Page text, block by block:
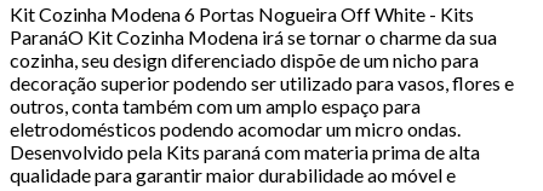
Kit Cozinha Modena 6 Portas Nogueira Off White - Kits
ParanáO Kit Cozinha Modena irá se tornar o charme da sua
cozinha, seu design diferenciado dispõe de um nicho para
decoração superior podendo ser utilizado para vasos, flores e
outros, conta também com um amplo espaço para
eletrodomésticos podendo acomodar um micro ondas.
Desenvolvido pela Kits paraná com materia prima de alta
qualidade para garantir maior durabilidade ao móvel e